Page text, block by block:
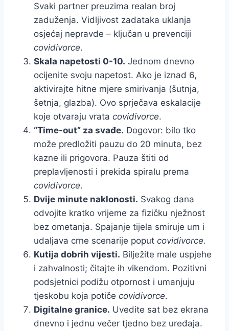
Svaki partner preuzima realan broj
zaduženja. Vidljivost zadataka uklanja
osjećaj nepravde – ključan u prevenciji
covidivorce.
Skala napetosti 0-10. Jednom dnevno
ocijenite svoju napetost. Ako je iznad 6,
aktivirajte hitne mjere smirivanja (šutnja,
šetnja, glazba). Ovo sprječava eskalacije
koje otvaraju vrata covidivorce.
“Time-out” za svađe. Dogovor: bilo tko
može predložiti pauzu do 20 minuta, bez
kazne ili prigovora. Pauza štiti od
preplavljenosti i prekida spiralu prema
covidivorce.
Dvije minute naklonosti. Svakog dana
odvojite kratko vrijeme za fizičku nježnost
bez ometanja. Spajanje tijela smiruje um i
udaljava crne scenarije poput covidivorce.
Kutija dobrih vijesti. Bilježite male uspjehe
i zahvalnosti; čitajte ih vikendom. Pozitivni
podsjetnici podižu otpornost i umanjuju
tjeskobu koja potiče covidivorce.
Digitalne granice. Uvedite sat bez ekrana
dnevno i jednu večer tjedno bez uređaja.